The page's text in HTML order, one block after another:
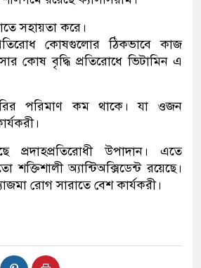
সহায়তা করে।
কোষগুলোর ঠিকভাবে কাজ
কোষ বৃদ্ধি প্রতিরোধে ভিটামিন এ
পরিমাণ কম থাকে। যা ওজন
প্রদাহপ্রতিরোধী উপাদান। এতে
অ্যান্টিঅক্সিডেন্ট রয়েছে।
রোগ সারাতে বেশ কার্যকরী।